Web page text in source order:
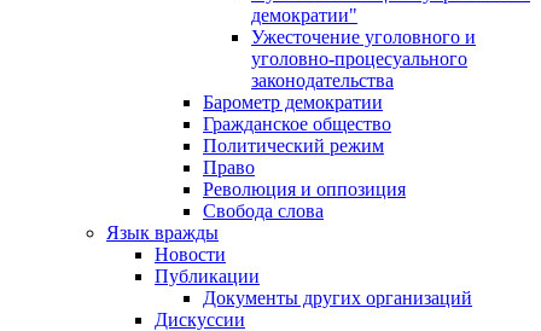
демократии"
Ужесточение уголовного и
уголовно-процесуального
законодательства
Барометр демократии
Гражданское общество
Политический режим
Право
Революция и оппозиция
Свобода слова
Язык вражды
Новости
Публикации
Документы других организаций
Дискуссии